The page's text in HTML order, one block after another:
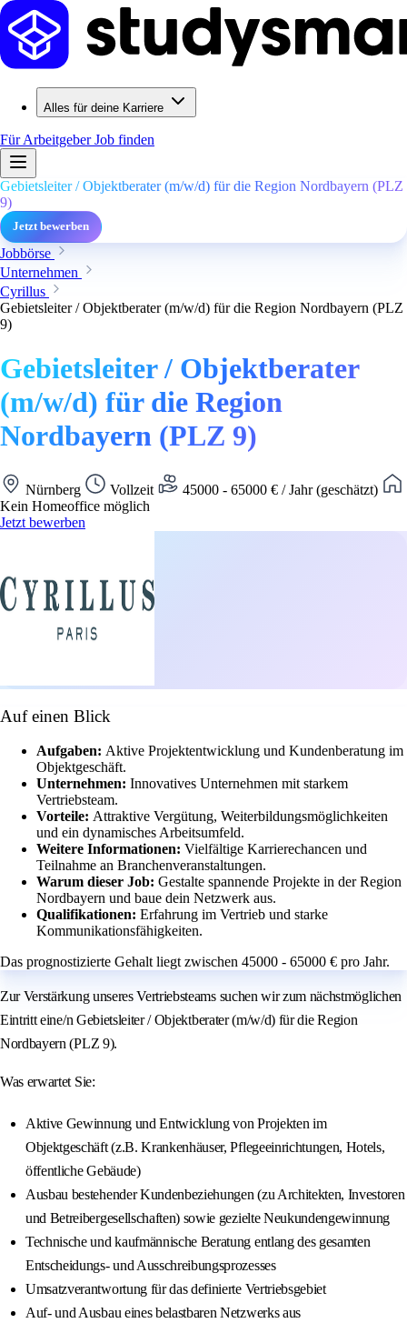
Alles für deine Karriere
Für ArbeitgeberJob finden
Gebietsleiter / Objektberater (m/w/d) für die Region Nordbayern (PLZ
9)
Jetzt bewerben
Jobbörse
Unternehmen
Cyrillus
Gebietsleiter / Objektberater (m/w/d) für die Region Nordbayern (PLZ
9)
Gebietsleiter / Objektberater
(m/w/d) für die Region
Nordbayern (PLZ 9)
Nürnberg Vollzeit
45000 - 65000 € / Jahr (geschätzt)
Kein Homeoffice möglich
Jetzt bewerben
Auf einen Blick
Aufgaben: Aktive Projektentwicklung und Kundenberatung im
Objektgeschäft.
Unternehmen: Innovatives Unternehmen mit starkem
Vertriebsteam.
Vorteile: Attraktive Vergütung, Weiterbildungsmöglichkeiten
und ein dynamisches Arbeitsumfeld.
Weitere Informationen: Vielfältige Karrierechancen und
Teilnahme an Branchenveranstaltungen.
Warum dieser Job: Gestalte spannende Projekte in der Region
Nordbayern und baue dein Netzwerk aus.
Qualifikationen: Erfahrung im Vertrieb und starke
Kommunikationsfähigkeiten.
Das prognostizierte Gehalt liegt zwischen 45000 - 65000 € pro Jahr.
Zur Verstärkung unseres Vertriebsteams suchen wir zum nächstmöglichen
Eintritt eine/n Gebietsleiter / Objektberater (m/w/d) für die Region
Nordbayern (PLZ 9).
Was erwartet Sie:
Aktive Gewinnung und Entwicklung von Projekten im
Objektgeschäft (z.B. Krankenhäuser, Pflegeeinrichtungen, Hotels,
öffentliche Gebäude)
Ausbau bestehender Kundenbeziehungen (zu Architekten, Investoren
und Betreibergesellschaften) sowie gezielte Neukundengewinnung
Technische und kaufmännische Beratung entlang des gesamten
Entscheidungs- und Ausschreibungsprozesses
Umsatzverantwortung für das definierte Vertriebsgebiet
Auf- und Ausbau eines belastbaren Netzwerks aus